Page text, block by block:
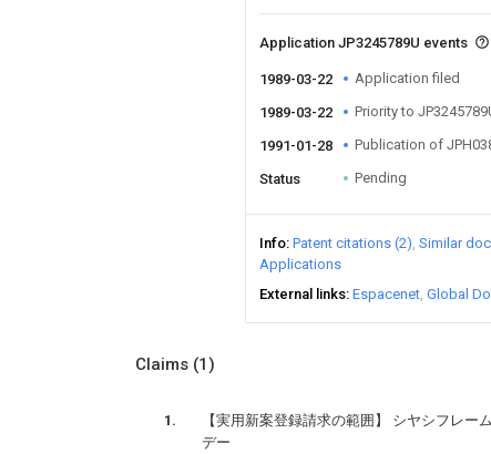
Application JP3245789U events
1989-03-22 Application filed
1989-03-22 Priority to
1991-01-28 Publication of
Status Pending
Info Patent citations (2) Similar
Applications
External links Espacenet Global
Claims (1)
【実用新案登録請求の範囲】 シヤシフレー
デー